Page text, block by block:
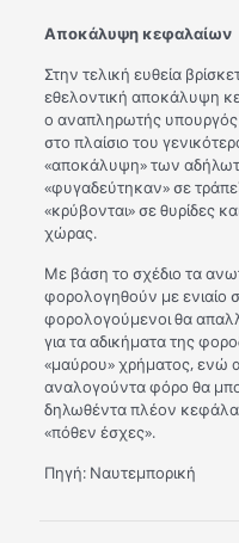
Αποκάλυψη κεφαλαίων
Στην τελική ευθεία
εθελοντική αποκάλυψη
ο αναπληρωτής
στο πλαίσιο του
«αποκάλυψη» των
«φυγαδεύτηκαν» σε
«κρύβονται» σε θυρίδες
χώρας.
Με βάση το σχέδιο τα
φορολογηθούν με ενιαίο
φορολογούμενοι θα
για τα αδικήματα της
«μαύρου» χρήματος, ενώ
αναλογούντα φόρο θα
δηλωθέντα πλέον
«πόθεν έσχες».
Πηγή: Ναυτεμπορική